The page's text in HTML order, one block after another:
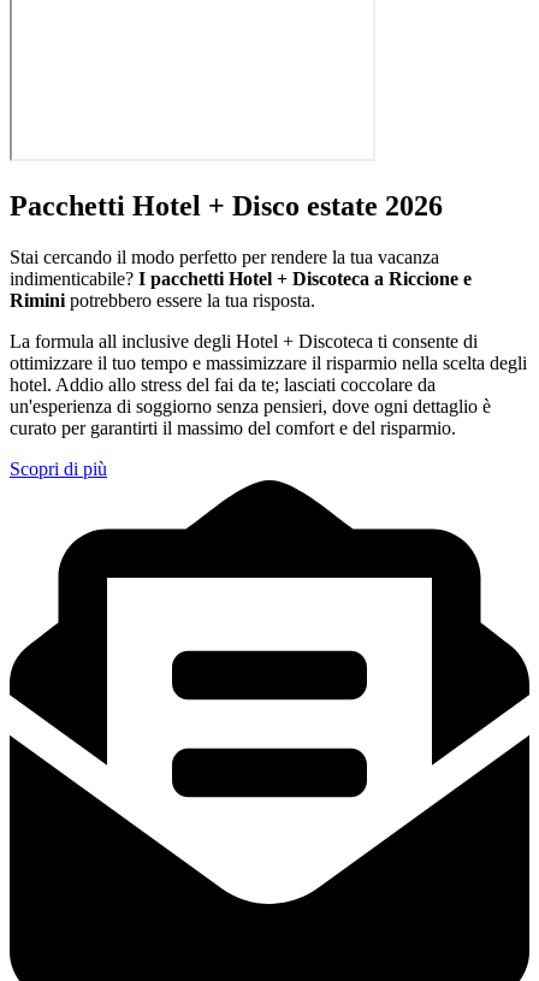
Pacchetti Hotel + Disco estate 2026
Stai cercando il modo perfetto per rendere la tua vacanza
indimenticabile? I pacchetti Hotel + Discoteca a Riccione e
Rimini potrebbero essere la tua risposta.
La formula all inclusive degli Hotel + Discoteca ti consente di
ottimizzare il tuo tempo e massimizzare il risparmio nella scelta degli
hotel. Addio allo stress del fai da te; lasciati coccolare da
un'esperienza di soggiorno senza pensieri, dove ogni dettaglio è
curato per garantirti il massimo del comfort e del risparmio.
Scopri di più